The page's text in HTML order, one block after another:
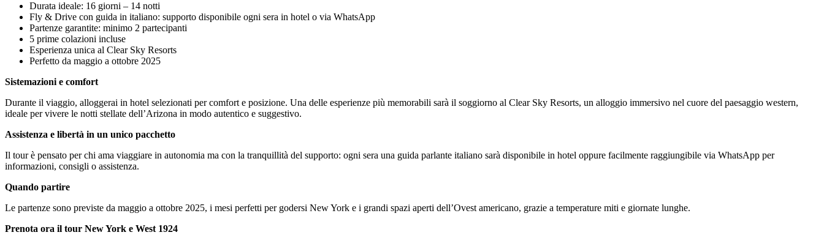
Durata ideale: 16 giorni – 14 notti
Fly & Drive con guida in italiano: supporto disponibile ogni sera in hotel o via WhatsApp
Partenze garantite: minimo 2 partecipanti
5 prime colazioni incluse
Esperienza unica al Clear Sky Resorts
Perfetto da maggio a ottobre 2025
Sistemazioni e comfort
Durante il viaggio, alloggerai in hotel selezionati per comfort e posizione. Una delle esperienze più memorabili sarà il soggiorno al Clear Sky Resorts, un alloggio immersivo nel cuore del paesaggio western,
ideale per vivere le notti stellate dell’Arizona in modo autentico e suggestivo.
Assistenza e libertà in un unico pacchetto
Il tour è pensato per chi ama viaggiare in autonomia ma con la tranquillità del supporto: ogni sera una guida parlante italiano sarà disponibile in hotel oppure facilmente raggiungibile via WhatsApp per
informazioni, consigli o assistenza.
Quando partire
Le partenze sono previste da maggio a ottobre 2025, i mesi perfetti per godersi New York e i grandi spazi aperti dell’Ovest americano, grazie a temperature miti e giornate lunghe.
Prenota ora il tour New York e West 1924